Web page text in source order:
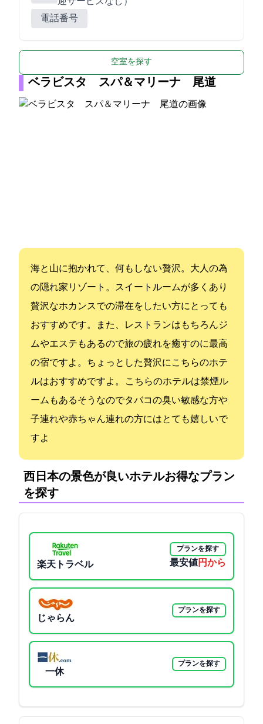
電話番号
空室を探す
ベラビスタ スパ＆マリーナ 尾道
海と山に抱かれて、何もしない贅沢。大人の為
の隠れ家リゾート。スイートルームが多くあり
贅沢なホカンスでの滞在をしたい方にとっても
おすすめです。また、レストランはもちろんジ
ムやエステもあるので旅の疲れを癒すのに最高
の宿ですよ。ちょっとした贅沢にこちらのホテ
ルはおすすめですよ。 こちらのホテルは禁煙ル
ームもあるそうなのでタバコの臭い敏感な方や
子連れや赤ちゃん連れの方にはとても嬉しいで
すよ
西日本の景色が良いホテル:お得なプラン
を探す
楽天トラベル
プランを探す
最安値40150円から
じゃらん
プランを探す
一休
プランを探す